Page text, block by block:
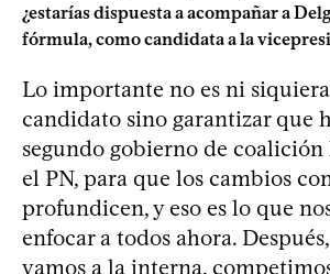
¿estarías dispuesta a acompañar a
fórmula, como candidata a la
Lo importante no es ni
candidato sino garantizar que
segundo gobierno de
el PN, para que los cambios
profundicen, y eso es lo que
enfocar a todos ahora.
vamos a la interna,